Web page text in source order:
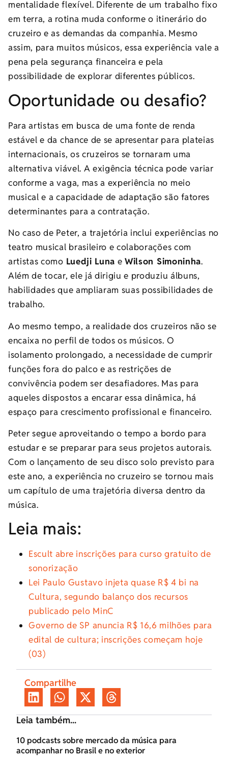
mentalidade flexível. Diferente de um trabalho fixo
em terra, a rotina muda conforme o itinerário do
cruzeiro e as demandas da companhia. Mesmo
assim, para muitos músicos, essa experiência vale a
pena pela segurança financeira e pela
possibilidade de explorar diferentes públicos.
Oportunidade ou desafio?
Para artistas em busca de uma fonte de renda
estável e da chance de se apresentar para plateias
internacionais, os cruzeiros se tornaram uma
alternativa viável. A exigência técnica pode variar
conforme a vaga, mas a experiência no meio
musical e a capacidade de adaptação são fatores
determinantes para a contratação.
No caso de Peter, a trajetória inclui experiências no
teatro musical brasileiro e colaborações com
artistas como Luedji Luna eWilson Simoninha.
Além de tocar, ele já dirigiu e produziu álbuns,
habilidades que ampliaram suas possibilidades de
trabalho.
Ao mesmo tempo, a realidade dos cruzeiros não se
encaixa no perfil de todos os músicos. O
isolamento prolongado, a necessidade de cumprir
funções fora do palco e as restrições de
convivência podem ser desafiadores. Mas para
aqueles dispostos a encarar essa dinâmica, há
espaço para crescimento profissional e financeiro.
Peter segue aproveitando o tempo a bordo para
estudar e se preparar para seus projetos autorais.
Com o lançamento de seu disco solo previsto para
este ano, a experiência no cruzeiro se tornou mais
um capítulo de uma trajetória diversa dentro da
música.
Leia mais:
Escult abre inscrições para curso gratuito de
sonorização
Lei Paulo Gustavo injeta quase R$ 4 bi na
Cultura, segundo balanço dos recursos
publicado pelo MinC
Governo de SP anuncia R$ 16,6 milhões para
edital de cultura; inscrições começam hoje
(03)
Compartilhe
Leia também...
10 podcasts sobre mercado da música para
acompanhar no Brasil e no exterior